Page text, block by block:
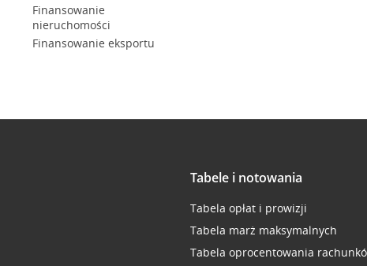
Finansowanie
nieruchomości
Finansowanie eksportu
Tabele i notowania
Tabela opłat i prowizji
Tabela marż maksymalnych
Tabela oprocentowania